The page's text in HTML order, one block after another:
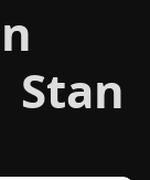
Stan